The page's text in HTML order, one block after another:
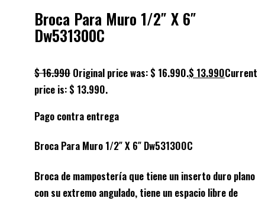
Broca Para Muro 1/2″ X 6″
Dw531300C
$16.990 Original price was: $ 16.990.$ 13.990Current
price is: $ 13.990.
Pago contra entrega
Broca Para Muro 1/2″ X 6″ Dw531300C
Broca de mampostería que tiene un inserto duro plano
con su extremo angulado, tiene un espacio libre de